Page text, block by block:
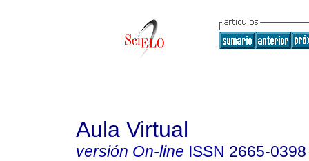
Aula Virtual
versión On-line ISSN 2665-0398